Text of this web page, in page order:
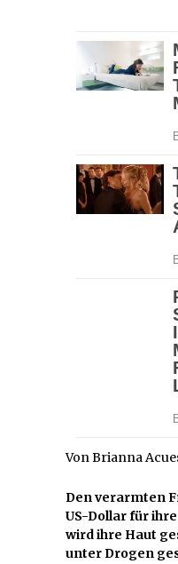
Von Brianna
Den verarmten
US-Dollar für
wird ihre Haut
unter Drogen